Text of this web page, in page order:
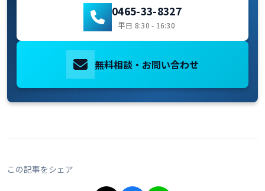
0465-33-8327
平日 8:30 - 16:30
無料相談・お問い合わせ
この記事をシェア